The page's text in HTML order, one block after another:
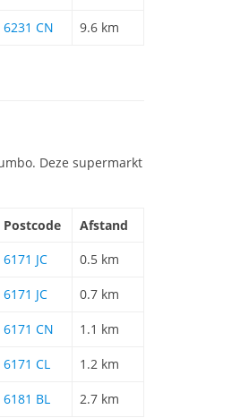
6231 CN 9.6 km
Deze supermarkt
Postcode
Afstand
6171 JC 0.5 km
6171 JC 0.7 km
6171 CN 1.1 km
6171 CL 1.2 km
6181 BL 2.7 km